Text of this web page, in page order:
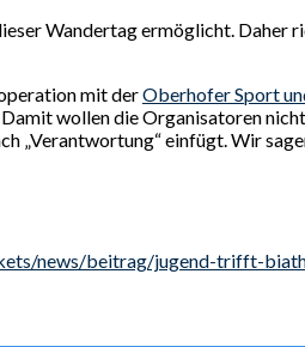
Wandertag ermöglicht. Daher
mit derOberhofer Sport
wollen die Organisatoren
„Verantwortung“ einfügt. Wir
news/beitrag/jugend-trifft-